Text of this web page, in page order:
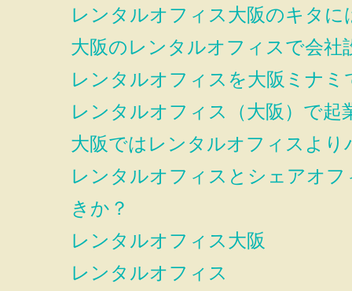
レンタルオフィス大阪のキタに
大阪のレンタルオフィスで会社
レンタルオフィスを大阪ミナミ
レンタルオフィス（大阪）で起
大阪ではレンタルオフィスよ
レンタルオフィスとシェアオ
きか？
レンタルオフィス大阪
レンタルオフィス